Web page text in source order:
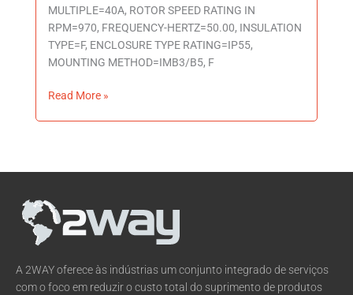
MULTIPLE=40A, ROTOR SPEED RATING IN
RPM=970, FREQUENCY-HERTZ=50.00, INSULATION
TYPE=F, ENCLOSURE TYPE RATING=IP55,
MOUNTING METHOD=IMB3/B5, F
Read More »
A 2WAY oferece às indústrias um conjunto integrado de serviços
com o foco em reduzir o custo total do suprimento de produtos